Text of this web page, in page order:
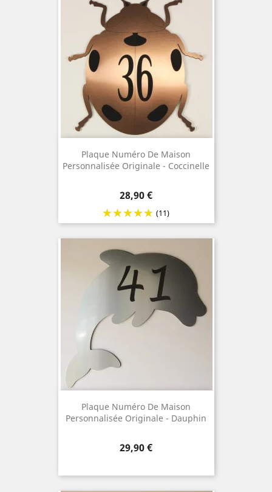
Plaque Numéro De Maison
Personnalisée Originale - Coccinelle
Prix
28,90 €
(11)
Plaque Numéro De Maison
Personnalisée Originale - Dauphin
Prix
29,90 €